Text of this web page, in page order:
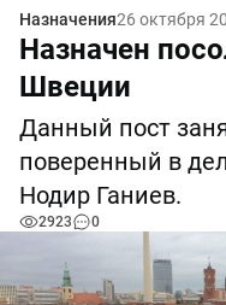
Назначения26 октября
Назначен
Швеции
Данный пост
поверенный в
Нодир Ганиев.
2923 0